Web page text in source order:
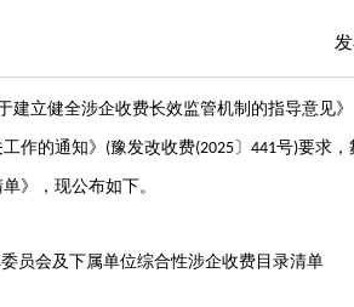
建立健全涉企收费长效监管机制的指导意见》
作的通知》 (豫发改收费(2025 〕 441号)要求，
》，现公布如下。
员会及下属单位综合性涉企收费目录清单